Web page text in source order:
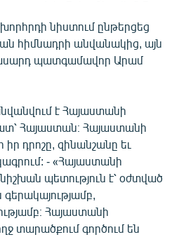
նիստում ընթերցեց
հիմնադրի անվանակից, այն
պատգամավոր Արամ
է Հայաստանի
Հայաստան։ Հայաստանի
դրոշը, զինանշանը եւ
- «Հայաստանի
պետություն է՝ օժտված
Հայաստանի
տարածքում գործում են